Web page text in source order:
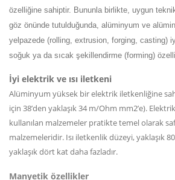
özelliğine sahiptir. Bununla birlikte, uygun
göz önünde tutulduğunda, alüminyum ve
yelpazede (rolling, extrusion, forging, casting)
soğuk ya da sıcak şekillendirme (forming)
İyi elektrik ve ısı iletkeni
Alüminyum yüksek bir elektrik iletkenliğine
için 38’den yaklaşık 34 m/Ohm mm2’e).
kullanılan malzemeler pratikte temel olarak
malzemeleridir. Isı iletkenlik düzeyi, yaklaşık
yaklaşık dört kat daha fazladır.
Manyetik özellikler